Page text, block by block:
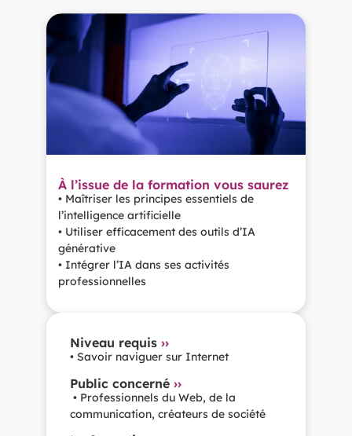
À l’issue de la formation vous saurez
• Maîtriser les principes essentiels de
l’intelligence artificielle
• Utiliser efficacement des outils d’IA
générative
• Intégrer l’IA dans ses activités
professionnelles
Niveau requis ››
• Savoir naviguer sur Internet
Public concerné ››
• Professionnels du Web, de la
communication, créateurs de société